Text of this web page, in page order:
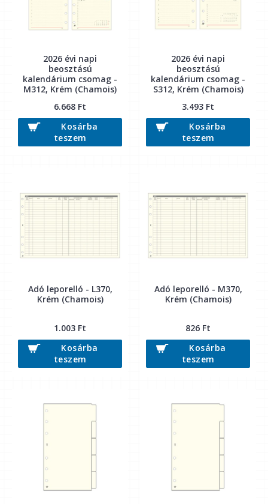
2026 évi napi
beosztású
kalendárium csomag -
M312, Krém (Chamois)
6.668 Ft
Kosárba
teszem
2026 évi napi
beosztású
kalendárium csomag -
S312, Krém (Chamois)
3.493 Ft
Kosárba
teszem
Adó leporelló - L370,
Krém (Chamois)
1.003 Ft
Kosárba
teszem
Adó leporelló - M370,
Krém (Chamois)
826 Ft
Kosárba
teszem